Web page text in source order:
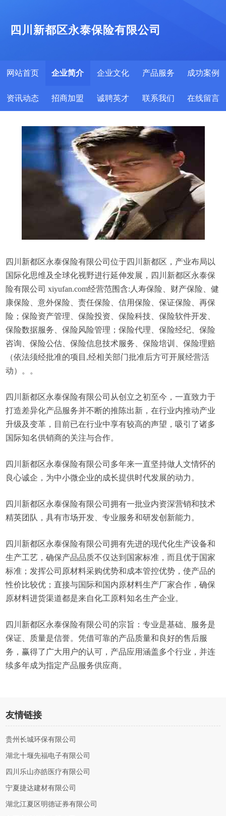
四川新都区永泰保险有限公司
网站首页 企业简介 企业文化 产品服务 成功案例
资讯动态 招商加盟 诚聘英才 联系我们 在线留言
四川新都区永泰保险有限公司位于四川新都区，产业布局以
国际化思维及全球化视野进行延伸发展，四川新都区永泰保
险有限公司 xiyufan.com经营范围含:人寿保险、财产保险、健
康保险、意外保险、责任保险、信用保险、保证保险、再保
险；保险资产管理、保险投资、保险科技、保险软件开发、
保险数据服务、保险风险管理；保险代理、保险经纪、保险
咨询、保险公估、保险信息技术服务、保险培训、保险理赔
（依法须经批准的项目,经相关部门批准后方可开展经营活
动）。。
四川新都区永泰保险有限公司从创立之初至今，一直致力于
打造差异化产品服务并不断的推陈出新，在行业内推动产业
升级及变革，目前已在行业中享有较高的声望，吸引了诸多
国际知名供销商的关注与合作。
四川新都区永泰保险有限公司多年来一直坚持做人文情怀的
良心诚企，为中小微企业的成长提供时代发展的动力。
四川新都区永泰保险有限公司拥有一批业内资深营销和技术
精英团队，具有市场开发、专业服务和研发创新能力。
四川新都区永泰保险有限公司拥有先进的现代化生产设备和
生产工艺，确保产品品质不仅达到国家标准，而且优于国家
标准；发挥公司原材料采购优势和成本管控优势，使产品的
性价比较优；直接与国际和国内原材料生产厂家合作，确保
原材料进货渠道都是来自化工原料知名生产企业。
四川新都区永泰保险有限公司的宗旨：专业是基础、服务是
保证、质量是信誉。凭借可靠的产品质量和良好的售后服
务，赢得了广大用户的认可，产品应用涵盖多个行业，并连
续多年成为指定产品服务供应商。
友情链接
贵州长城环保有限公司
湖北十堰先福电子有限公司
四川乐山亦皓医疗有限公司
宁夏捷达建材有限公司
湖北江夏区明德证券有限公司